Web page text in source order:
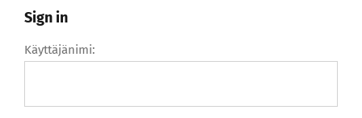
Sign in
Käyttäjänimi: